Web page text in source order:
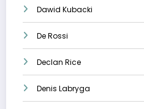
Dawid Kubacki
De Rossi
Declan Rice
Denis Labryga